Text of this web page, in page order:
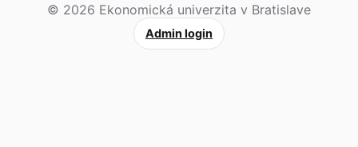
© 2026 Ekonomická univerzita v Bratislave
Admin login